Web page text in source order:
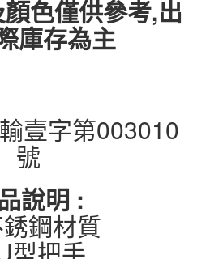
色僅供參考,出
庫存為主
壹字第003010
號
說明 :
鋼材質